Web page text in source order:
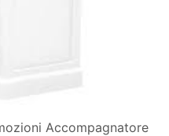
Accompagnatore